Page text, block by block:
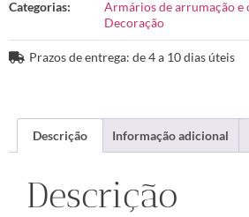
Categorias:
Armários de arrumação e
Decoração
Prazos de entrega: de 4 a 10 dias úteis
Descrição Informação adicional
Descrição